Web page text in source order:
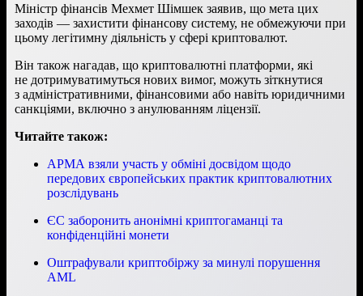
Міністр фінансів Мехмет Шімшек заявив, що мета цих
заходів — захистити фінансову систему, не обмежуючи при
цьому легітимну діяльність у сфері криптовалют.
Він також нагадав, що криптовалютні платформи, які
не дотримуватимуться нових вимог, можуть зіткнутися
з адміністративними, фінансовими або навіть юридичними
санкціями, включно з анулюванням ліцензії.
Читайте також:
АРМА взяли участь у обміні досвідом щодо
передових європейських практик криптовалютних
розслідувань
ЄС заборонить анонімні криптогаманці та
конфіденційні монети
Оштрафували криптобіржу за минулі порушення
AML